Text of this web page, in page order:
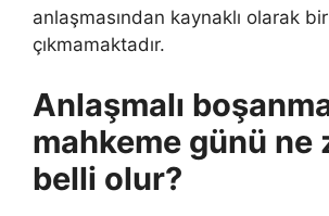
anlaşmasından kaynaklı olarak
çıkmamaktadır.
Anlaşmalı
mahkeme günü ne
belli olur?